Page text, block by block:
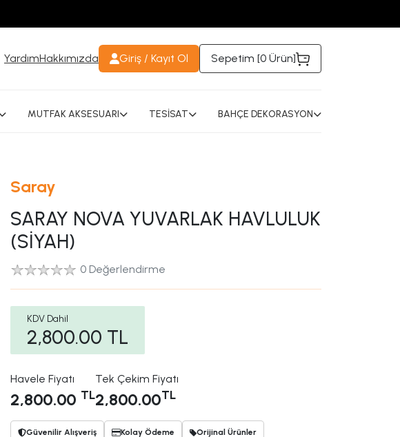
YardımHakkımızda Giriş / Kayıt Ol Sepetim [0 Ürün]
MUTFAK AKSESUARI TESİSAT BAHÇE DEKORASYON
Saray
SARAY NOVA YUVARLAK HAVLULUK
(SİYAH)
0 Değerlendirme
KDV Dahil
2,800.00 TL
Havele Fiyatı
2,800.00 TL
Tek Çekim Fiyatı
2,800.00TL
Güvenilir Alışveriş Kolay Ödeme Orijinal Ürünler